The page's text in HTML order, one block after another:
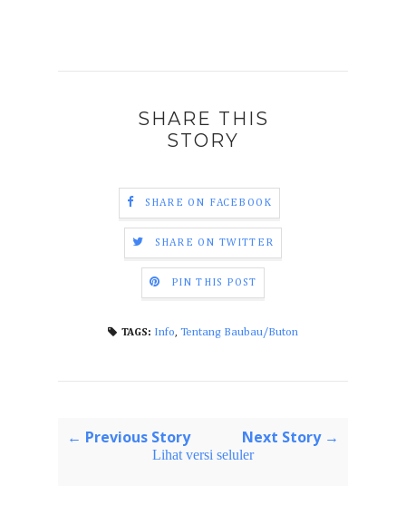
SHARE THIS
STORY
SHARE ON FACEBOOK
SHARE ON TWITTER
PIN THIS POST
TAGS: Info, Tentang Baubau/Buton
← Previous Story Next Story →
Lihat versi seluler